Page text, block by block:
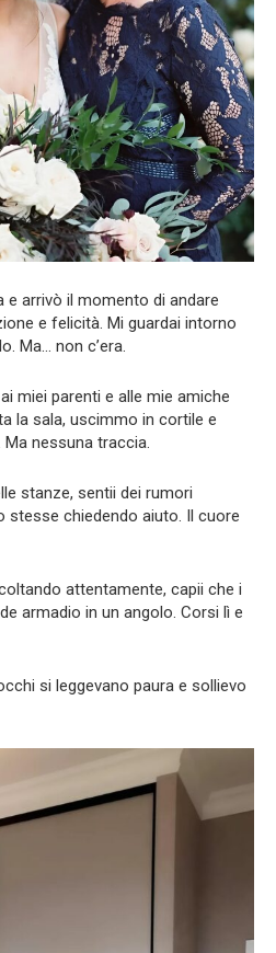
e arrivò il momento di andare
e felicità. Mi guardai intorno
Ma… non c’era.
miei parenti e alle mie amiche
la sala, uscimmo in cortile e
nessuna traccia.
stanze, sentii dei rumori
stesse chiedendo aiuto. Il cuore
attentamente, capii che i
armadio in un angolo. Corsi lì e
si leggevano paura e sollievo